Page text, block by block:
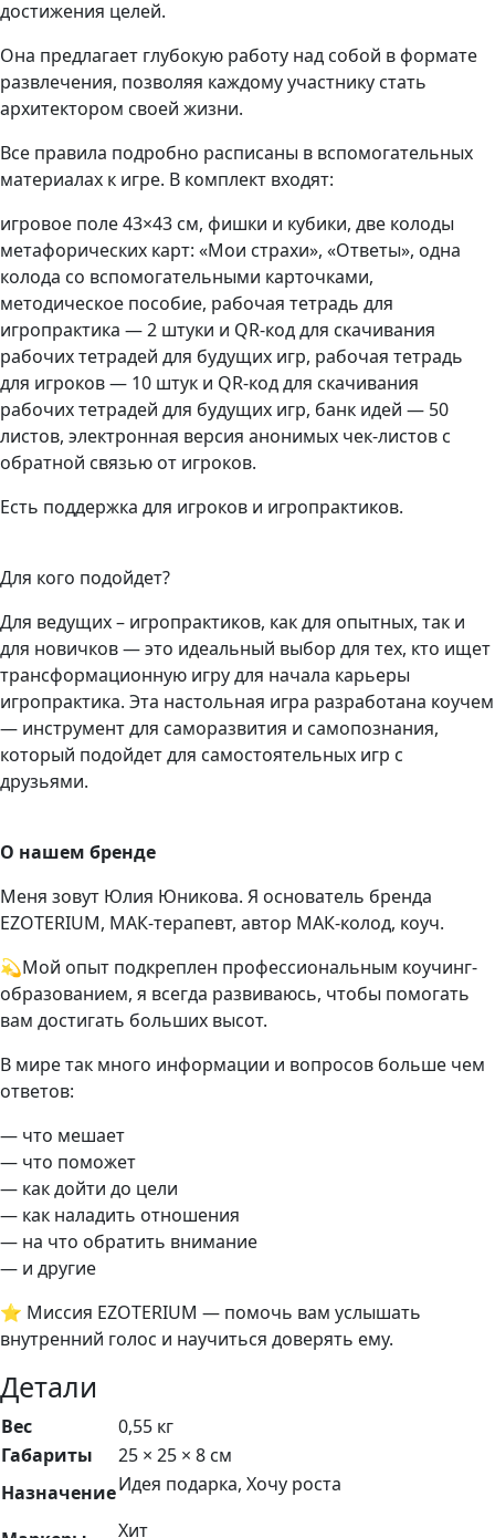
достижения целей.
Она предлагает глубокую работу над собой в формате
развлечения, позволяя каждому участнику стать
архитектором своей жизни.
Все правила подробно расписаны в вспомогательных
материалах к игре. В комплект входят:
игровое поле 43×43 см, фишки и кубики, две колоды
метафорических карт: «Мои страхи», «Ответы», одна
колода со вспомогательными карточками,
методическое пособие, рабочая тетрадь для
игропрактика — 2 штуки и QR-код для скачивания
рабочих тетрадей для будущих игр, рабочая тетрадь
для игроков — 10 штук и QR-код для скачивания
рабочих тетрадей для будущих игр, банк идей — 50
листов, электронная версия анонимых чек-листов с
обратной связью от игроков.
Есть поддержка для игроков и игропрактиков.
Для кого подойдет?
Для ведущих – игропрактиков, как для опытных, так и
для новичков — это идеальный выбор для тех, кто ищет
трансформационную игру для начала карьеры
игропрактика. Эта настольная игра разработана коучем
— инструмент для саморазвития и самопознания,
который подойдет для самостоятельных игр с
друзьями.
О нашем бренде
Меня зовут Юлия Юникова. Я основатель бренда
EZOTERIUM, МАК-терапевт, автор МАК-колод, коуч.
💫Мой опыт подкреплен профессиональным коучинг-
образованием, я всегда развиваюсь, чтобы помогать
вам достигать больших высот.
В мире так много информации и вопросов больше чем
ответов:
— что мешает
— что поможет
— как дойти до цели
— как наладить отношения
— на что обратить внимание
— и другие
⭐ Миссия EZOTERIUM — помочь вам услышать
внутренний голос и научиться доверять ему.
Детали
Вес
0,55 кг
Габариты
25 × 25 × 8 см
НазначениеИдея подарка, Хочу роста
Хит